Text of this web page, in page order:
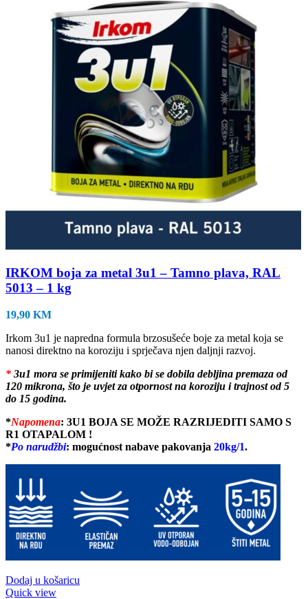
IRKOM boja za metal 3u1 – Tamno plava, RAL
5013 – 1 kg
19,90 KM
Irkom 3u1 je napredna formula brzosušeće boje za metal koja se
nanosi direktno na koroziju i sprječava njen daljnji razvoj.
* 3u1 mora se primijeniti kako bi se dobila debljina premaza od
120 mikrona, što je uvjet za otpornost na koroziju i trajnost od 5
do 15 godina.
*Napomena: 3U1 BOJA SE MOŽE RAZRIJEDITI SAMO S
R1 OTAPALOM !
*Po narudžbi: mogućnost nabave pakovanja 20kg/1.
Dodaj u košaricu
Quick view